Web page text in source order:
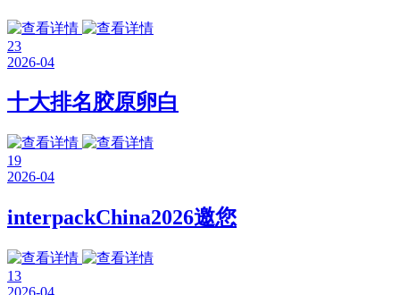
23
2026-04
十大排名胶原卵白
19
2026-04
interpackChina2026邀您
13